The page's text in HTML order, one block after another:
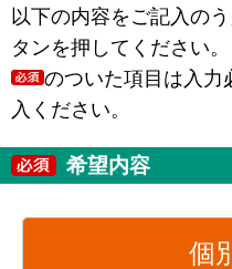
以下の内容をご記入の
タンを押してください。
のついた項目は入力
入ください。
希望内容
個